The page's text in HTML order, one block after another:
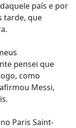
país e por
tarde, que
pensei que
como
Messi,
Paris Saint-